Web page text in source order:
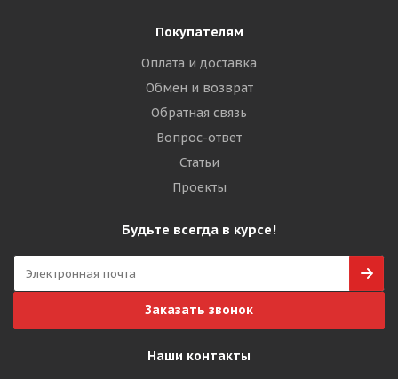
Покупателям
Оплата и доставка
Обмен и возврат
Обратная связь
Вопрос-ответ
Статьи
Проекты
Будьте всегда в курсе!
Заказать звонок
Наши контакты